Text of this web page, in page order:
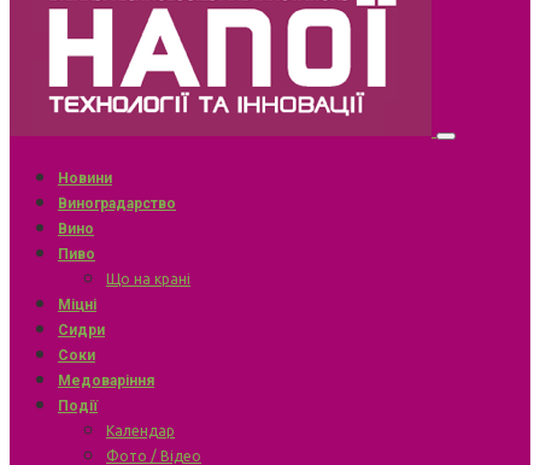
Новини
Виноградарство
Вино
Пиво
Що на крані
Міцні
Сидри
Соки
Медоваріння
Події
Календар
Фото / Відео